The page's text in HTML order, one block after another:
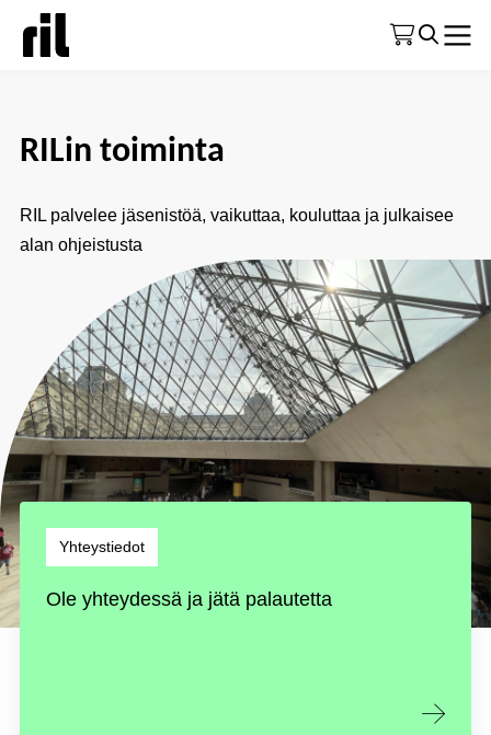
RILin toiminta
RIL palvelee jäsenistöä, vaikuttaa, kouluttaa ja julkaisee
alan ohjeistusta
Yhteystiedot
Ole yhteydessä ja jätä palautetta